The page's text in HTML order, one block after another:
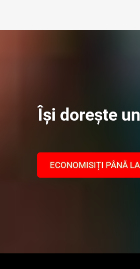
Își dorește
ECONOMISIȚI PÂNĂ